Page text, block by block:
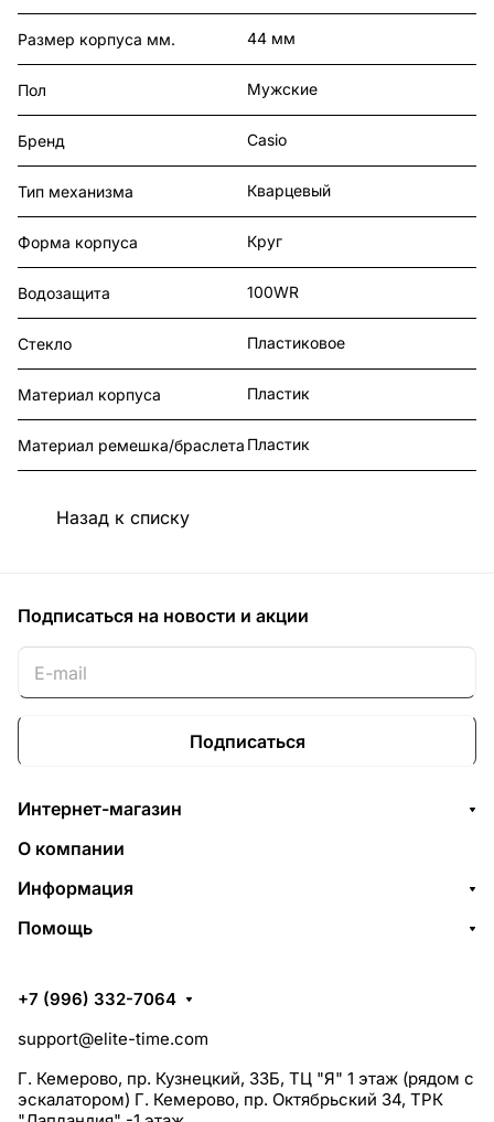
Размер корпуса мм. 44 мм
Пол Мужские
Бренд Casio
Тип механизма Кварцевый
Форма корпуса Круг
Водозащита 100WR
Стекло Пластиковое
Материал корпуса Пластик
Материал ремешка/браслета Пластик
Назад к списку
Подписаться на новости и акции
Подписаться
Интернет-магазин
О компании
Информация
Помощь
+7 (996) 332-7064
support@elite-time.com
Г. Кемерово, пр. Кузнецкий, 33Б, ТЦ "Я" 1 этаж (рядом с
эскалатором) Г. Кемерово, пр. Октябрьский 34, ТРК